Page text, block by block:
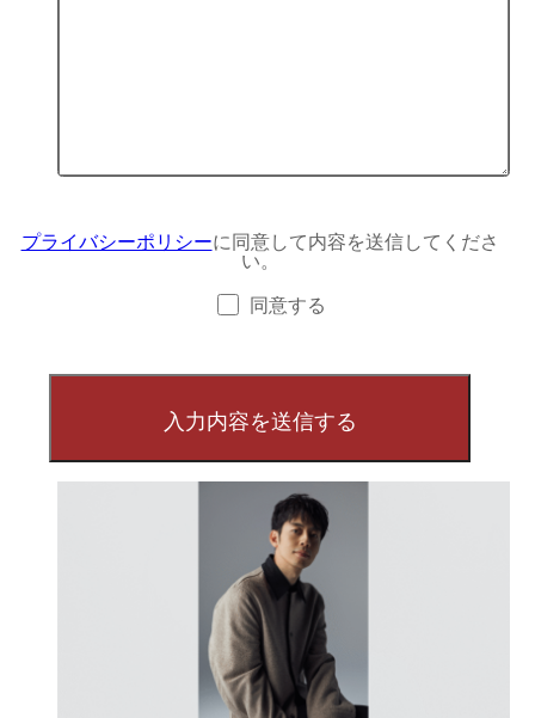
プライバシーポリシーに同意して内容を送信してくださ
い。
同意する